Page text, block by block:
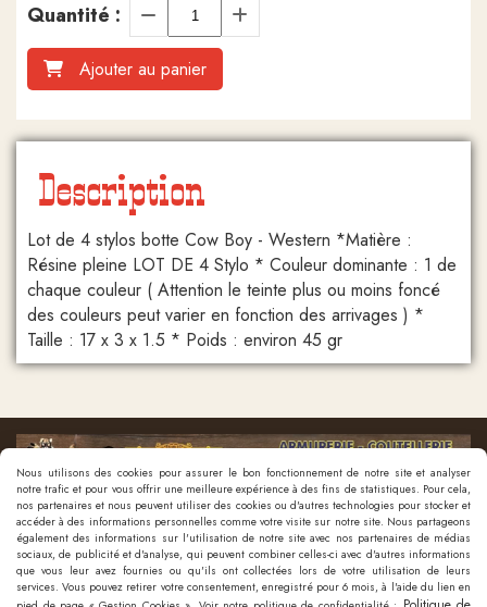
Quantité :
Ajouter au panier
Description
Lot de 4 stylos botte Cow Boy - Western *Matière :
Résine pleine LOT DE 4 Stylo * Couleur dominante : 1 de
chaque couleur ( Attention le teinte plus ou moins foncé
des couleurs peut varier en fonction des arrivages ) *
Taille : 17 x 3 x 1.5 * Poids : environ 45 gr
Nous contacter
Nous utilisons des cookies pour assurer le bon fonctionnement de notre site et analyser
notre trafic et pour vous offrir une meilleure expérience à des fins de statistiques. Pour cela,
nos partenaires et nous peuvent utiliser des cookies ou d'autres technologies pour stocker et
accéder à des informations personnelles comme votre visite sur notre site. Nous partageons
également des informations sur l'utilisation de notre site avec nos partenaires de médias
sociaux, de publicité et d'analyse, qui peuvent combiner celles-ci avec d'autres informations
que vous leur avez fournies ou qu'ils ont collectées lors de votre utilisation de leurs
services. Vous pouvez retirer votre consentement, enregistré pour 6 mois, à l'aide du lien en